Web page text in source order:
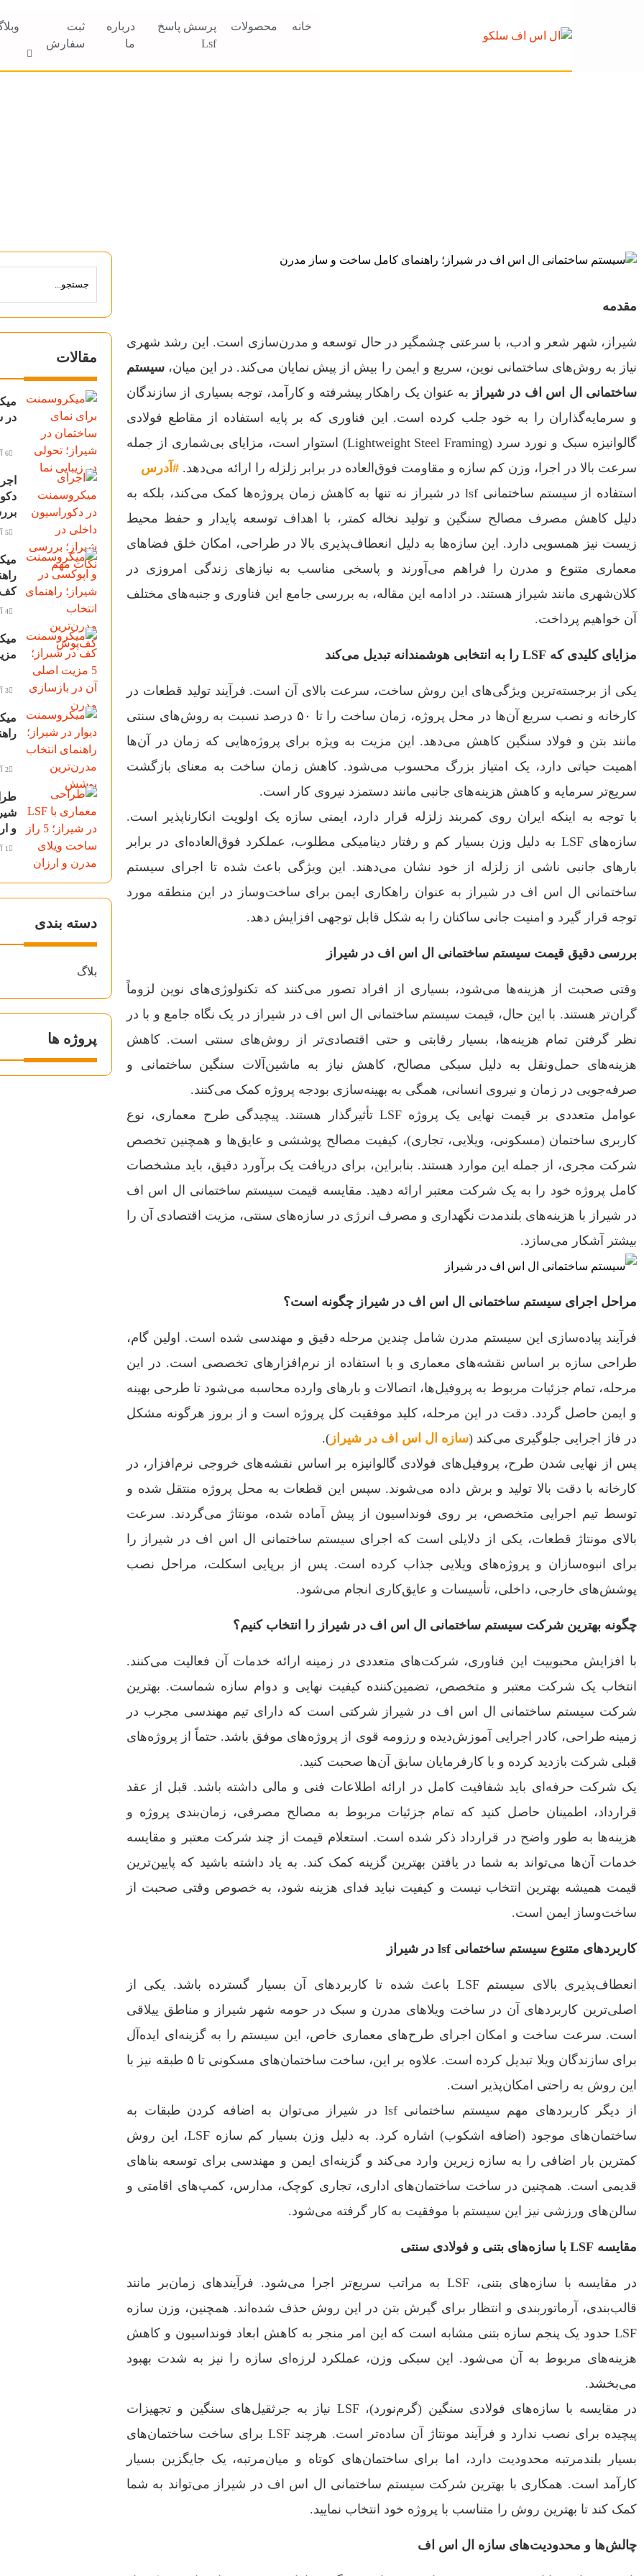
خانه محصولات
پرسش پاسخ
Lsf
درباره
ما
ثبت
سفارش
مقدمه
شیراز، شهر شعر و ادب، با سرعتی چشمگیر در حال توسعه و مدرن‌سازی است. این رشد شهری
نیاز به روش‌های ساختمانی نوین، سریع و ایمن را بیش از پیش نمایان می‌کند. در این میان، سیستم
ساختمانی ال اس اف در شیراز به عنوان یک راهکار پیشرفته و کارآمد، توجه بسیاری از سازندگان
و سرمایه‌گذاران را به خود جلب کرده است. این فناوری که بر پایه استفاده از مقاطع فولادی
گالوانیزه سبک و نورد سرد (Lightweight Steel Framing) استوار است، مزایای بی‌شماری از جمله
سرعت بالا در اجرا، وزن کم سازه و مقاومت فوق‌العاده در برابر زلزله را ارائه می‌دهد. #آدرس
استفاده از سیستم ساختمانی lsf در شیراز نه تنها به کاهش زمان پروژه‌ها کمک می‌کند، بلکه به
دلیل کاهش مصرف مصالح سنگین و تولید نخاله کمتر، با اهداف توسعه پایدار و حفظ محیط
زیست نیز همسویی دارد. این سازه‌ها به دلیل انعطاف‌پذیری بالا در طراحی، امکان خلق فضاهای
معماری متنوع و مدرن را فراهم می‌آورند و پاسخی مناسب به نیازهای زندگی امروزی در
کلان‌شهری مانند شیراز هستند. در ادامه این مقاله، به بررسی جامع این فناوری و جنبه‌های مختلف
آن خواهیم پرداخت.
مزایای کلیدی که LSF را به انتخابی هوشمندانه تبدیل می‌کند
یکی از برجسته‌ترین ویژگی‌های این روش ساخت، سرعت بالای آن است. فرآیند تولید قطعات در
کارخانه و نصب سریع آن‌ها در محل پروژه، زمان ساخت را تا ۵۰ درصد نسبت به روش‌های سنتی
مانند بتن و فولاد سنگین کاهش می‌دهد. این مزیت به ویژه برای پروژه‌هایی که زمان در آن‌ها
اهمیت حیاتی دارد، یک امتیاز بزرگ محسوب می‌شود. کاهش زمان ساخت به معنای بازگشت
سریع‌تر سرمایه و کاهش هزینه‌های جانبی مانند دستمزد نیروی کار است.
با توجه به اینکه ایران روی کمربند زلزله قرار دارد، ایمنی سازه یک اولویت انکارناپذیر است.
سازه‌های LSF به دلیل وزن بسیار کم و رفتار دینامیکی مطلوب، عملکرد فوق‌العاده‌ای در برابر
بارهای جانبی ناشی از زلزله از خود نشان می‌دهند. این ویژگی باعث شده تا اجرای سیستم
ساختمانی ال اس اف در شیراز به عنوان راهکاری ایمن برای ساخت‌وساز در این منطقه مورد
توجه قرار گیرد و امنیت جانی ساکنان را به شکل قابل توجهی افزایش دهد.
بررسی دقیق قیمت سیستم ساختمانی ال اس اف در شیراز
وقتی صحبت از هزینه‌ها می‌شود، بسیاری از افراد تصور می‌کنند که تکنولوژی‌های نوین لزوماً
گران‌تر هستند. با این حال، قیمت سیستم ساختمانی ال اس اف در شیراز در یک نگاه جامع و با در
نظر گرفتن تمام هزینه‌ها، بسیار رقابتی و حتی اقتصادی‌تر از روش‌های سنتی است. کاهش
هزینه‌های حمل‌ونقل به دلیل سبکی مصالح، کاهش نیاز به ماشین‌آلات سنگین ساختمانی و
صرفه‌جویی در زمان و نیروی انسانی، همگی به بهینه‌سازی بودجه پروژه کمک می‌کنند.
عوامل متعددی بر قیمت نهایی یک پروژه LSF تأثیرگذار هستند. پیچیدگی طرح معماری، نوع
کاربری ساختمان (مسکونی، ویلایی، تجاری)، کیفیت مصالح پوششی و عایق‌ها و همچنین تخصص
شرکت مجری، از جمله این موارد هستند. بنابراین، برای دریافت یک برآورد دقیق، باید مشخصات
کامل پروژه خود را به یک شرکت معتبر ارائه دهید. مقایسه قیمت سیستم ساختمانی ال اس اف
در شیراز با هزینه‌های بلندمدت نگهداری و مصرف انرژی در سازه‌های سنتی، مزیت اقتصادی آن را
بیشتر آشکار می‌سازد.
مراحل اجرای سیستم ساختمانی ال اس اف در شیراز چگونه است؟
فرآیند پیاده‌سازی این سیستم مدرن شامل چندین مرحله دقیق و مهندسی‌ شده است. اولین گام،
طراحی سازه بر اساس نقشه‌های معماری و با استفاده از نرم‌افزارهای تخصصی است. در این
مرحله، تمام جزئیات مربوط به پروفیل‌ها، اتصالات و بارهای وارده محاسبه می‌شود تا طرحی بهینه
و ایمن حاصل گردد. دقت در این مرحله، کلید موفقیت کل پروژه است و از بروز هرگونه مشکل
در فاز اجرایی جلوگیری می‌کند (سازه ال اس اف در شیراز ).
پس از نهایی شدن طرح، پروفیل‌های فولادی گالوانیزه بر اساس نقشه‌های خروجی نرم‌افزار، در
کارخانه با دقت بالا تولید و برش داده می‌شوند. سپس این قطعات به محل پروژه منتقل شده و
توسط تیم اجرایی متخصص، بر روی فونداسیون از پیش آماده شده، مونتاژ می‌گردند. سرعت
بالای مونتاژ قطعات، یکی از دلایلی است که اجرای سیستم ساختمانی ال اس اف در شیراز را
برای انبوه‌سازان و پروژه‌های ویلایی جذاب کرده است. پس از برپایی اسکلت، مراحل نصب
پوشش‌های خارجی، داخلی، تأسیسات و عایق‌کاری انجام می‌شود.
چگونه بهترین شرکت سیستم ساختمانی ال اس اف در شیراز را انتخاب کنیم؟
با افزایش محبوبیت این فناوری، شرکت‌های متعددی در زمینه ارائه خدمات آن فعالیت می‌کنند.
انتخاب یک شرکت معتبر و متخصص، تضمین‌کننده کیفیت نهایی و دوام سازه شماست. بهترین
شرکت سیستم ساختمانی ال اس اف در شیراز شرکتی است که دارای تیم مهندسی مجرب در
زمینه طراحی، کادر اجرایی آموزش‌دیده و رزومه قوی از پروژه‌های موفق باشد. حتماً از پروژه‌های
قبلی شرکت بازدید کرده و با کارفرمایان سابق آن‌ها صحبت کنید.
یک شرکت حرفه‌ای باید شفافیت کامل در ارائه اطلاعات فنی و مالی داشته باشد. قبل از عقد
قرارداد، اطمینان حاصل کنید که تمام جزئیات مربوط به مصالح مصرفی، زمان‌بندی پروژه و
هزینه‌ها به طور واضح در قرارداد ذکر شده است. استعلام قیمت از چند شرکت معتبر و مقایسه
خدمات آن‌ها می‌تواند به شما در یافتن بهترین گزینه کمک کند. به یاد داشته باشید که پایین‌ترین
قیمت همیشه بهترین انتخاب نیست و کیفیت نباید فدای هزینه شود، به خصوص وقتی صحبت از
ساخت‌وساز ایمن است.
کاربردهای متنوع سیستم ساختمانی lsf در شیراز
انعطاف‌پذیری بالای سیستم LSF باعث شده تا کاربردهای آن بسیار گسترده باشد. یکی از
اصلی‌ترین کاربردهای آن در ساخت ویلاهای مدرن و سبک در حومه شهر شیراز و مناطق ییلاقی
است. سرعت ساخت و امکان اجرای طرح‌های معماری خاص، این سیستم را به گزینه‌ای ایده‌آل
برای سازندگان ویلا تبدیل کرده است. علاوه بر این، ساخت ساختمان‌های مسکونی تا ۵ طبقه نیز با
این روش به راحتی امکان‌پذیر است.
از دیگر کاربردهای مهم سیستم ساختمانی lsf در شیراز می‌توان به اضافه کردن طبقات به
ساختمان‌های موجود (اضافه اشکوب) اشاره کرد. به دلیل وزن بسیار کم سازه LSF، این روش
کمترین بار اضافی را به سازه زیرین وارد می‌کند و گزینه‌ای ایمن و مهندسی برای توسعه بناهای
قدیمی است. همچنین در ساخت ساختمان‌های اداری، تجاری کوچک، مدارس، کمپ‌های اقامتی و
سالن‌های ورزشی نیز این سیستم با موفقیت به کار گرفته می‌شود.
مقایسه LSF با سازه‌های بتنی و فولادی سنتی
در مقایسه با سازه‌های بتنی، LSF به مراتب سریع‌تر اجرا می‌شود. فرآیندهای زمان‌بر مانند
قالب‌بندی، آرماتوربندی و انتظار برای گیرش بتن در این روش حذف شده‌اند. همچنین، وزن سازه
LSF حدود یک پنجم سازه بتنی مشابه است که این امر منجر به کاهش ابعاد فونداسیون و کاهش
هزینه‌های مربوط به آن می‌شود. این سبکی وزن، عملکرد لرزه‌ای سازه را نیز به شدت بهبود
می‌بخشد.
در مقایسه با سازه‌های فولادی سنگین (گرم‌نورد)، LSF نیاز به جرثقیل‌های سنگین و تجهیزات
پیچیده برای نصب ندارد و فرآیند مونتاژ آن ساده‌تر است. هرچند LSF برای ساخت ساختمان‌های
بسیار بلندمرتبه محدودیت دارد، اما برای ساختمان‌های کوتاه و میان‌مرتبه، یک جایگزین بسیار
کارآمد است. همکاری با بهترین شرکت سیستم ساختمانی ال اس اف در شیراز می‌تواند به شما
کمک کند تا بهترین روش را متناسب با پروژه خود انتخاب نمایید.
چالش‌ها و محدودیت‌های سازه ال اس اف
مقالات
در
6 آگوست 2026
5 آگوست 2026
4 آگوست 2026
3 آگوست 2026
2 آگوست 2026
و
1 آگوست 2026
دسته بندی
بلاگ
پروژه ها